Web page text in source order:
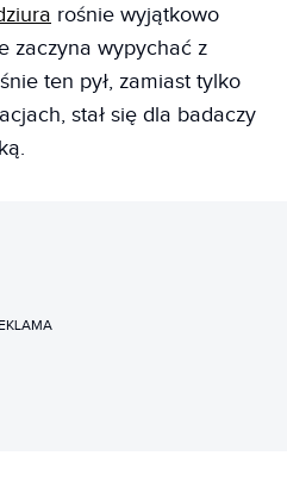
rośnie wyjątkowo
zaczyna wypychać z
ten pył, zamiast tylko
stał się dla badaczy